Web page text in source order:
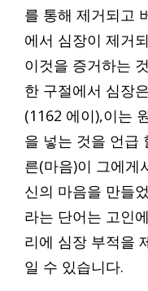
를 통해 제거되고
에서 심장이 제거
이것을 증거하는
한 구절에서 심장
(1162 에이),이는
을 넣는 것을 언급
른(마음)이 그에게
신의 마음을 만들
라는 단어는 고인
리에 심장 부적을
일 수 있습니다.